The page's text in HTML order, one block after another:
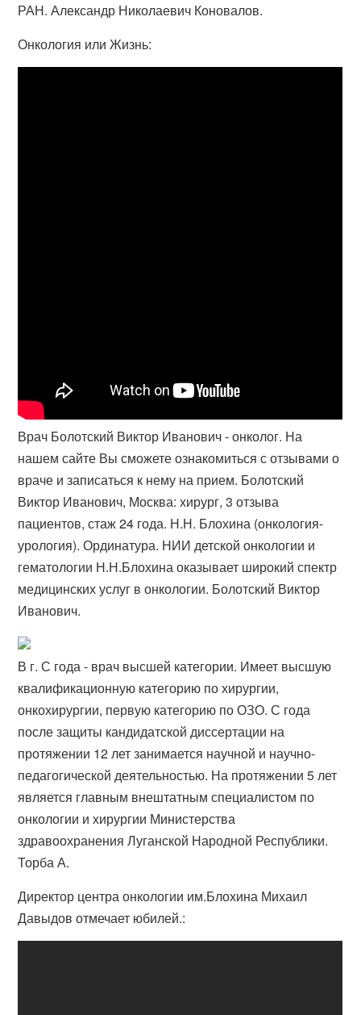
РАН. Александр Николаевич Коновалов.
Онкология или Жизнь:
Врач Болотский Виктор Иванович - онколог. На
нашем сайте Вы сможете ознакомиться с отзывами о
враче и записаться к нему на прием. Болотский
Виктор Иванович, Москва: хирург, 3 отзыва
пациентов, стаж 24 года. Н.Н. Блохина (онкология-
урология). Ординатура. НИИ детской онкологии и
гематологии Н.Н.Блохина оказывает широкий спектр
медицинских услуг в онкологии. Болотский Виктор
Иванович.
В г. С года - врач высшей категории. Имеет высшую
квалификационную категорию по хирургии,
онкохирургии, первую категорию по ОЗО. С года
после защиты кандидатской диссертации на
протяжении 12 лет занимается научной и научно-
педагогической деятельностью. На протяжении 5 лет
является главным внештатным специалистом по
онкологии и хирургии Министерства
здравоохранения Луганской Народной Республики.
Торба А.
Директор центра онкологии им.Блохина Михаил
Давыдов отмечает юбилей.: